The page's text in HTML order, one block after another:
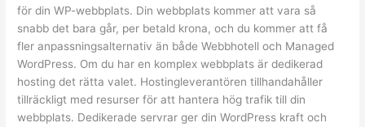
för din WP-webbplats. Din webbplats kommer att vara så
snabb det bara går, per betald krona, och du kommer att få
fler anpassningsalternativ än både Webbhotell och Managed
WordPress. Om du har en komplex webbplats är dedikerad
hosting det rätta valet. Hostingleverantören tillhandahåller
tillräckligt med resurser för att hantera hög trafik till din
webbplats. Dedikerade servrar ger din WordPress kraft och